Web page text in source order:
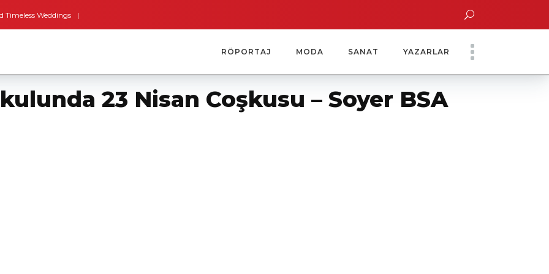
Bodrum’dan İngiltere’ye Kısa Bir Yolculuk Yoko Ono Sergisi Özel Bir Davetle Açıldı
RÖPORTAJ MODA SANAT YAZARLAR
23 Nisan Coşkusu – Soyer BSA